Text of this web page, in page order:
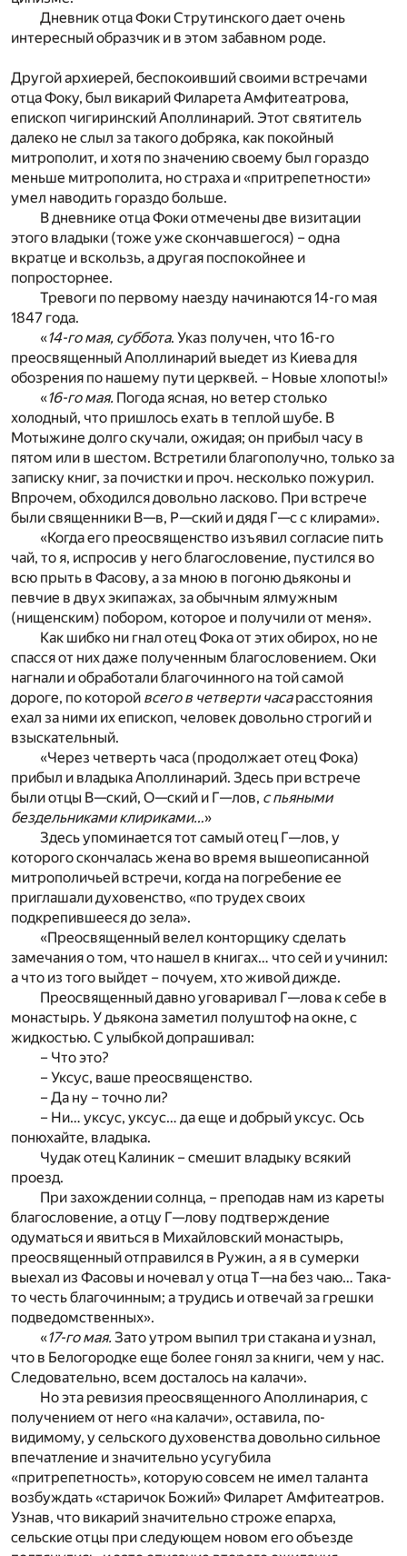
Дневник отца Фоки Струтинского дает очень
интересный образчик и в этом забавном роде.
Другой архиерей, беспокоивший своими встречами
отца Фоку, был викарий Филарета Амфитеатрова,
епископ чигиринский Аполлинарий. Этот святитель
далеко не слыл за такого добряка, как покойный
митрополит, и хотя по значению своему был гораздо
меньше митрополита, но страха и «притрепетности»
умел наводить гораздо больше.
В дневнике отца Фоки отмечены две визитации
этого владыки (тоже уже скончавшегося) – одна
вкратце и вскользь, а другая поспокойнее и
попросторнее.
Тревоги по первому наезду начинаются 14-го мая
1847 года.
«14-го мая, суббота. Указ получен, что 16-го
преосвященный Аполлинарий выедет из Киева для
обозрения по нашему пути церквей. – Новые хлопоты!»
«16-го мая. Погода ясная, но ветер столько
холодный, что пришлось ехать в теплой шубе. В
Мотыжине долго скучали, ожидая; он прибыл часу в
пятом или в шестом. Встретили благополучно, только за
записку книг, за почистки и проч. несколько пожурил.
Впрочем, обходился довольно ласково. При встрече
были священники В—в, Р—ский и дядя Г—с с клирами».
«Когда его преосвященство изъявил согласие пить
чай, то я, испросив у него благословение, пустился во
всю прыть в Фасову, а за мною в погоню дьяконы и
певчие в двух экипажах, за обычным ялмужным
(нищенским) побором, которое и получили от меня».
Как шибко ни гнал отец Фока от этих обирох, но не
спасся от них даже полученным благословением. Оки
нагнали и обработали благочинного на той самой
дороге, по которой всего в четверти часарасстояния
ехал за ними их епископ, человек довольно строгий и
взыскательный.
«Через четверть часа (продолжает отец Фока)
прибыл и владыка Аполлинарий. Здесь при встрече
были отцы В—ский, О—ский и Г—лов, с пьяными
бездельниками клириками…»
Здесь упоминается тот самый отец Г—лов, у
которого скончалась жена во время вышеописанной
митрополичьей встречи, когда на погребение ее
приглашали духовенство, «по трудех своих
подкрепившееся до зела».
«Преосвященный велел конторщику сделать
замечания о том, что нашел в книгах… что сей и учинил:
а что из того выйдет – почуем, хто живой дижде.
Преосвященный давно уговаривал Г—лова к себе в
монастырь. У дьякона заметил полуштоф на окне, с
жидкостью. С улыбкой допрашивал:
– Что это?
– Уксус, ваше преосвященство.
– Да ну – точно ли?
– Ни… уксус, уксус… да еще и добрый уксус. Ось
понюхайте, владыка.
Чудак отец Калиник – смешит владыку всякий
проезд.
При захождении солнца, – преподав нам из кареты
благословение, а отцу Г—лову подтверждение
одуматься и явиться в Михайловский монастырь,
преосвященный отправился в Ружин, а я в сумерки
выехал из Фасовы и ночевал у отца Т—на без чаю… Така-
то честь благочинным; а трудись и отвечай за грешки
подведомственных».
«17-го мая. Зато утром выпил три стакана и узнал,
что в Белогородке еще более гонял за книги, чем у нас.
Следовательно, всем досталось на калачи».
Но эта ревизия преосвященного Аполлинария, с
получением от него «на калачи», оставила, по-
видимому, у сельского духовенства довольно сильное
впечатление и значительно усугубила
«притрепетность», которую совсем не имел таланта
возбуждать «старичок Божий» Филарет Амфитеатров.
Узнав, что викарий значительно строже епарха,
сельские отцы при следующем новом его объезде